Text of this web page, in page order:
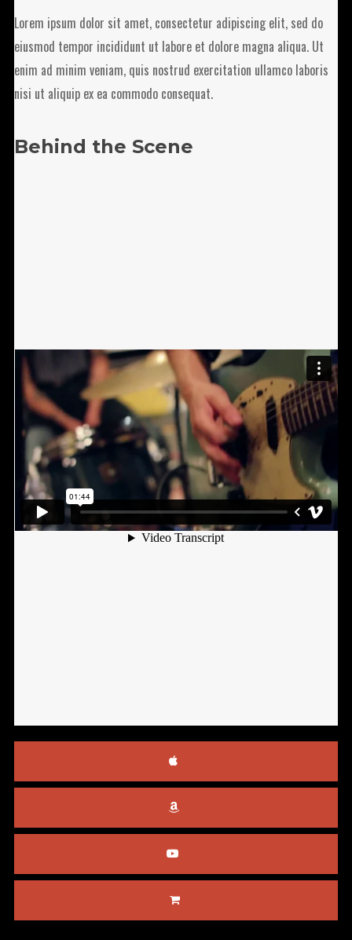
Lorem ipsum dolor sit amet, consectetur adipiscing elit, sed do
eiusmod tempor incididunt ut labore et dolore magna aliqua. Ut
enim ad minim veniam, quis nostrud exercitation ullamco laboris
nisi ut aliquip ex ea commodo consequat.
Behind the Scene